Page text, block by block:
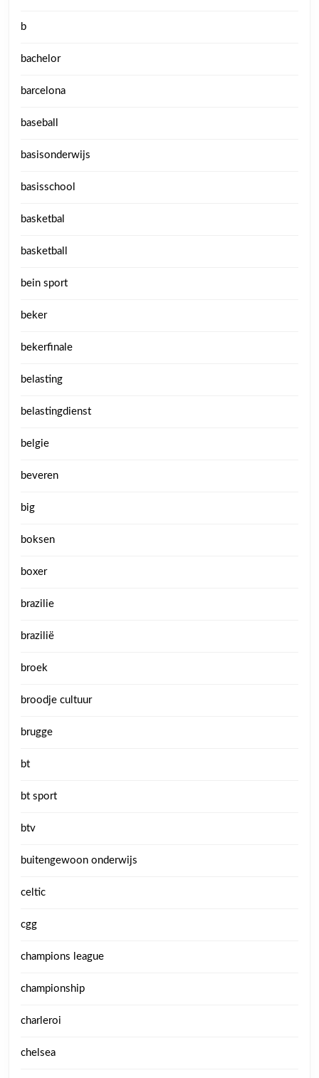
b
bachelor
barcelona
baseball
basisonderwijs
basisschool
basketbal
basketball
bein sport
beker
bekerfinale
belasting
belastingdienst
belgie
beveren
big
boksen
boxer
brazilie
brazilië
broek
broodje cultuur
brugge
bt
bt sport
btv
buitengewoon onderwijs
celtic
cgg
champions league
championship
charleroi
chelsea